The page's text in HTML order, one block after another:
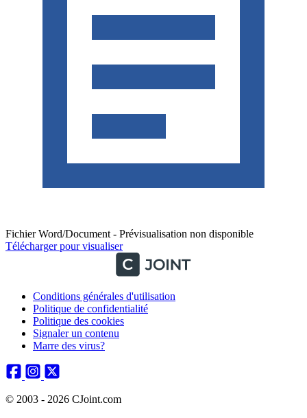
Fichier Word/Document - Prévisualisation non disponible
Télécharger pour visualiser
Conditions générales d'utilisation
Politique de confidentialité
Politique des cookies
Signaler un contenu
Marre des virus?
© 2003 - 2026 CJoint.com